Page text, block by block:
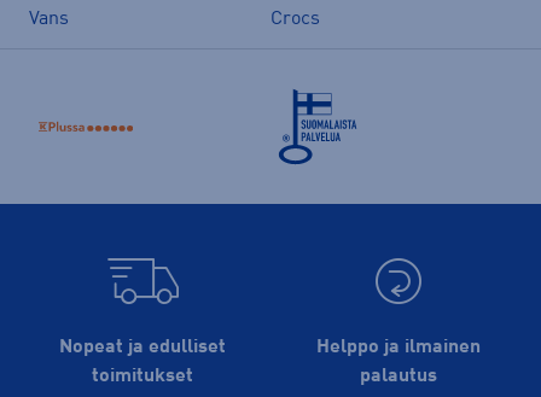
Vans
Crocs
Nopeat ja edulliset
toimitukset
Helppo ja ilmainen
palautus